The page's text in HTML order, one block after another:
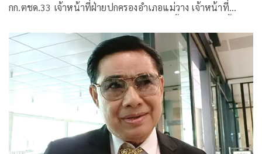
กก.ตชด.33 เจ้าหน้าที่ฝ่ายปกครองอำเภอแม่วาง เจ้าหน้าที่
ป่าสงวนแห่งชาติป่าแม่ขานและป่าแม่วาง จำนวน 1 แปลง